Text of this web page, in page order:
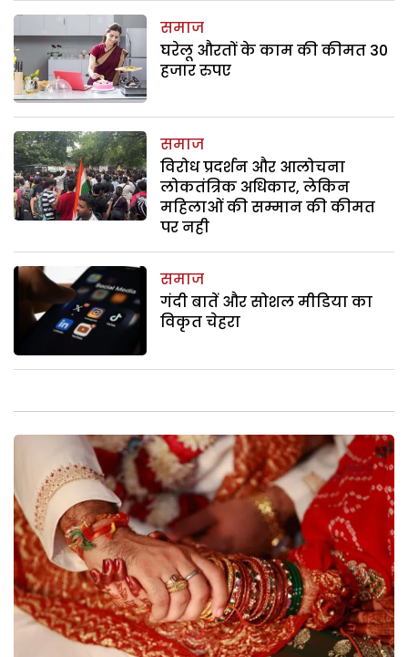
समाज
घरेलू औरतों के काम की कीमत 30
हजार रुपए
समाज
विरोध प्रदर्शन और आलोचना
लोकतंत्रिक अधिकार, लेकिन
महिलाओं की सम्मान की कीमत
पर नही
समाज
गंदी बातें और सोशल मीडिया का
विकृत चेहरा